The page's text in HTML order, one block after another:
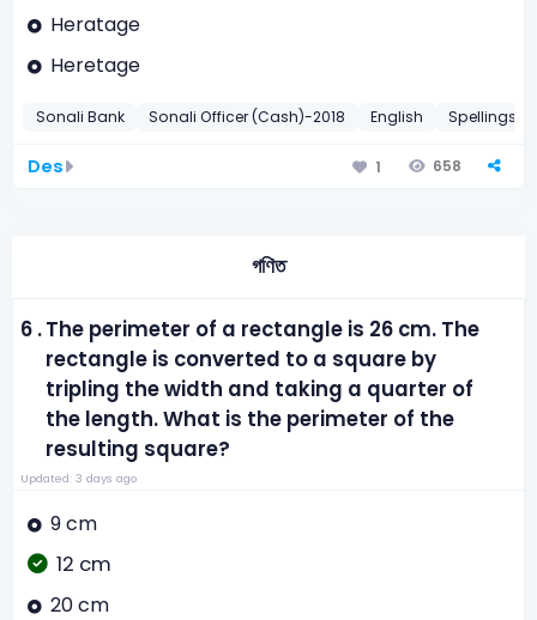
Heratage
Heretage
Sonali Bank Sonali Officer (Cash)-2018 English Spellings
Des 1 658
গণিত
6 .The perimeter of a rectangle is 26 cm. The
rectangle is converted to a square by
tripling the width and taking a quarter of
the length. What is the perimeter of the
resulting square?
Updated: 3 days ago
9 cm
12 cm
20 cm